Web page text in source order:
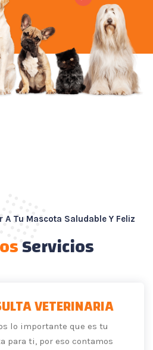
A Tu Mascota Saludable Y Feliz
Servicios
VETERINARIA
lo importante que es tu
para ti, por eso contamos